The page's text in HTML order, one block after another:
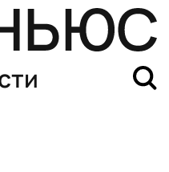
ночь десятки дронов